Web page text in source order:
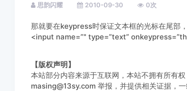
思韵闪耀 2010-09-30 0次
那就要在keypress时保证文本框的光标在尾部
<input name=”" type=”text”
【版权声明】
本站部分内容来源于互联网，本站不拥有所有
masing@13sy.com 举报，并提供相关证据，